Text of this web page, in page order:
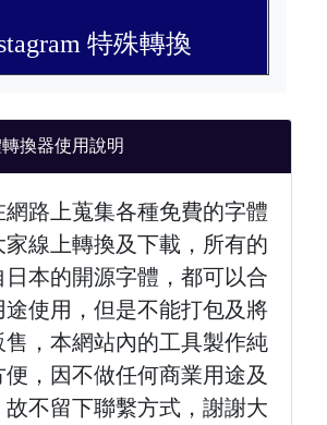
特殊轉換
換器使用說明
網路上蒐集各種免費的字體
家線上轉換及下載，所有的
日本的開源字體，都可以合
途使用，但是不能打包及將
售，本網站內的工具製作純
便，因不做任何商業用途及
故不留下聯繫方式，謝謝大